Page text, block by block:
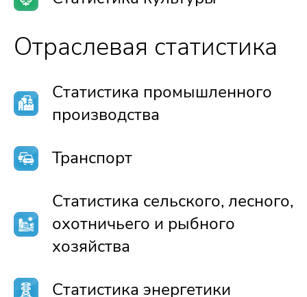
Отраслевая статистика
Статистика промышленного
производства
Транспорт
Статистика сельского, лесного,
охотничьего и рыбного
хозяйства
Статистика энергетики